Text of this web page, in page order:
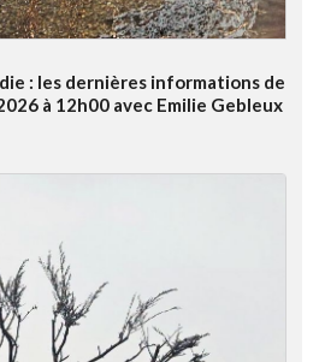
: les dernières informations de
à 12h00 avec Emilie Gebleux